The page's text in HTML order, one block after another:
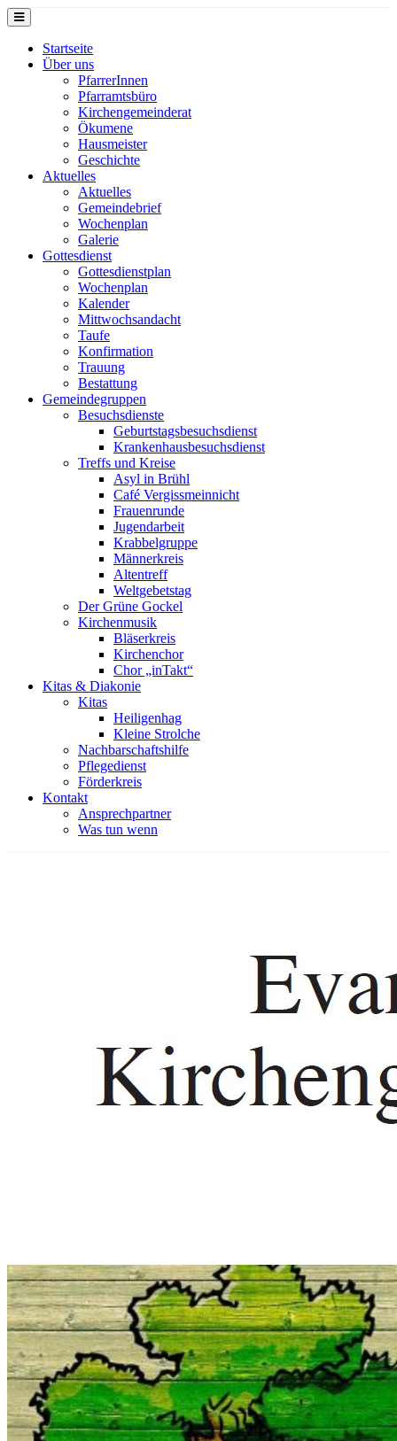
Startseite
Über uns
PfarrerInnen
Pfarramtsbüro
Kirchengemeinderat
Ökumene
Hausmeister
Geschichte
Aktuelles
Aktuelles
Gemeindebrief
Wochenplan
Galerie
Gottesdienst
Gottesdienstplan
Wochenplan
Kalender
Mittwochsandacht
Taufe
Konfirmation
Trauung
Bestattung
Gemeindegruppen
Besuchsdienste
Geburtstagsbesuchsdienst
Krankenhausbesuchsdienst
Treffs und Kreise
Asyl in Brühl
Café Vergissmeinnicht
Frauenrunde
Jugendarbeit
Krabbelgruppe
Männerkreis
Altentreff
Weltgebetstag
Der Grüne Gockel
Kirchenmusik
Bläserkreis
Kirchenchor
Chor „inTakt“
Kitas & Diakonie
Kitas
Heiligenhag
Kleine Strolche
Nachbarschaftshilfe
Pflegedienst
Förderkreis
Kontakt
Ansprechpartner
Was tun wenn